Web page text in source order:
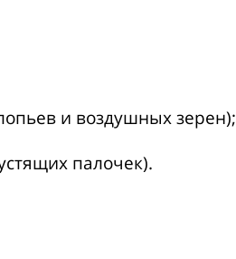
и воздушных зерен);
палочек).